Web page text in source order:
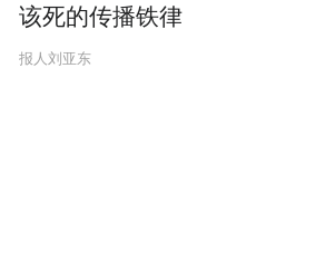
该死的传播铁律
报人刘亚东